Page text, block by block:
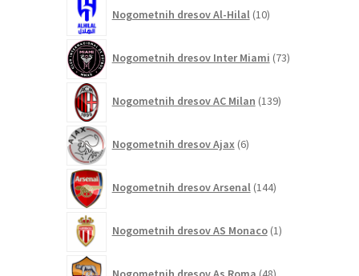
Nogometnih dresov Al-Hilal 10izdelkov
Nogometnih dresov Inter Miami 73izdelkov
Nogometnih dresov AC Milan 139izdelkov
Nogometnih dresov Ajax 6izdelkov
Nogometnih dresov Arsenal 144izdelkov
Nogometnih dresov AS Monaco 1izdelek